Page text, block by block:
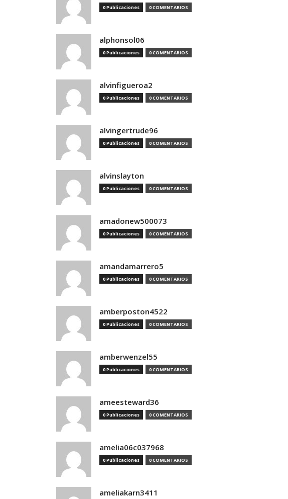
0 Publicaciones 0 COMENTARIOS
alphonsol06
0 Publicaciones 0 COMENTARIOS
alvinfigueroa2
0 Publicaciones 0 COMENTARIOS
alvingertrude96
0 Publicaciones 0 COMENTARIOS
alvinslayton
0 Publicaciones 0 COMENTARIOS
amadonew500073
0 Publicaciones 0 COMENTARIOS
amandamarrero5
0 Publicaciones 0 COMENTARIOS
amberposton4522
0 Publicaciones 0 COMENTARIOS
amberwenzel55
0 Publicaciones 0 COMENTARIOS
ameesteward36
0 Publicaciones 0 COMENTARIOS
amelia06c037968
0 Publicaciones 0 COMENTARIOS
ameliakarn3411